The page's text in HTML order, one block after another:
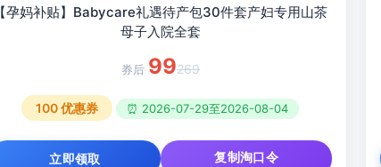
【孕妈补贴】Babycare礼遇待产包30件套产妇专用山茶
母子入院全套
99269
100优惠券 ⏰ 2026-07-29至2026-08-04
立即领取 复制淘口令